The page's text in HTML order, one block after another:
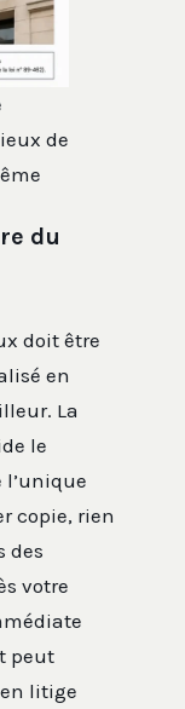
de
du
doit être
en
La
le
copie, rien
des
votre
peut
litige